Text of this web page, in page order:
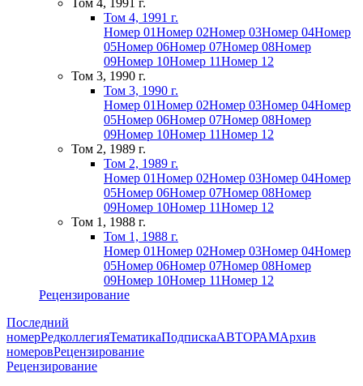
Том 4, 1991 г.
Том 4, 1991 г.
Номер 01Номер 02Номер 03Номер 04Номер
05Номер 06Номер 07Номер 08Номер
09Номер 10Номер 11Номер 12
Том 3, 1990 г.
Том 3, 1990 г.
Номер 01Номер 02Номер 03Номер 04Номер
05Номер 06Номер 07Номер 08Номер
09Номер 10Номер 11Номер 12
Том 2, 1989 г.
Том 2, 1989 г.
Номер 01Номер 02Номер 03Номер 04Номер
05Номер 06Номер 07Номер 08Номер
09Номер 10Номер 11Номер 12
Том 1, 1988 г.
Том 1, 1988 г.
Номер 01Номер 02Номер 03Номер 04Номер
05Номер 06Номер 07Номер 08Номер
09Номер 10Номер 11Номер 12
Рецензирование
Последний
номерРедколлегияТематикаПодпискаАВТОРАМАрхив
номеровРецензирование
Рецензирование